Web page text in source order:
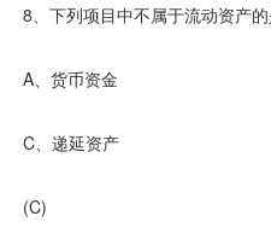
8、下列项目中不属于流动资产
A、货币资金 B、
C、递延资产 D
(C)